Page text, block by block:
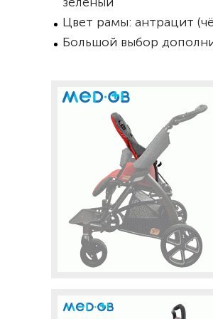
Цвет рамы: антрацит
Большой выбор